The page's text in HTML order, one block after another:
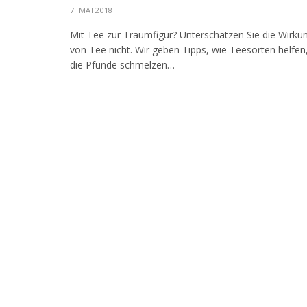
7. MAI 2018
Mit Tee zur Traumfigur? Unterschätzen Sie die
von Tee nicht. Wir geben Tipps, wie Teesorten
die Pfunde schmelzen…